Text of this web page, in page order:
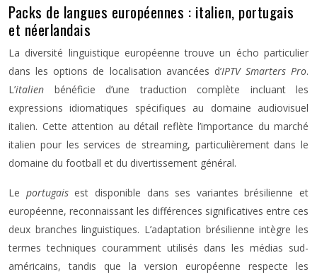
Packs de langues européennes : italien, portugais
et néerlandais
La diversité linguistique européenne trouve un écho particulier
dans les options de localisation avancées d’IPTV Smarters Pro.
L’italien bénéficie d’une traduction complète incluant les
expressions idiomatiques spécifiques au domaine audiovisuel
italien. Cette attention au détail reflète l’importance du marché
italien pour les services de streaming, particulièrement dans le
domaine du football et du divertissement général.
Le portugaisest disponible dans ses variantes brésilienne et
européenne, reconnaissant les différences significatives entre ces
deux branches linguistiques. L’adaptation brésilienne intègre les
termes techniques couramment utilisés dans les médias sud-
américains, tandis que la version européenne respecte les